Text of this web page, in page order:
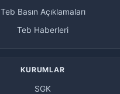
Teb Basın Açıklamaları
Teb Haberleri
KURUMLAR
SGK